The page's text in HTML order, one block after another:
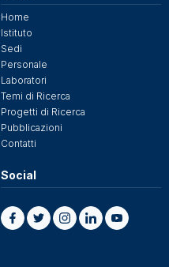
Home
Istituto
Sedi
Personale
Laboratori
Temi di Ricerca
Progetti di Ricerca
Pubblicazioni
Contatti
Social